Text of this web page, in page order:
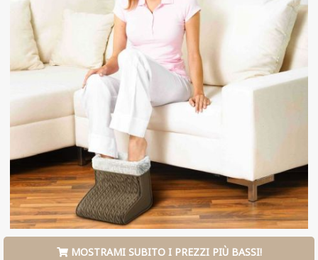
MOSTRAMI SUBITO I PREZZI PIÙ BASSI!